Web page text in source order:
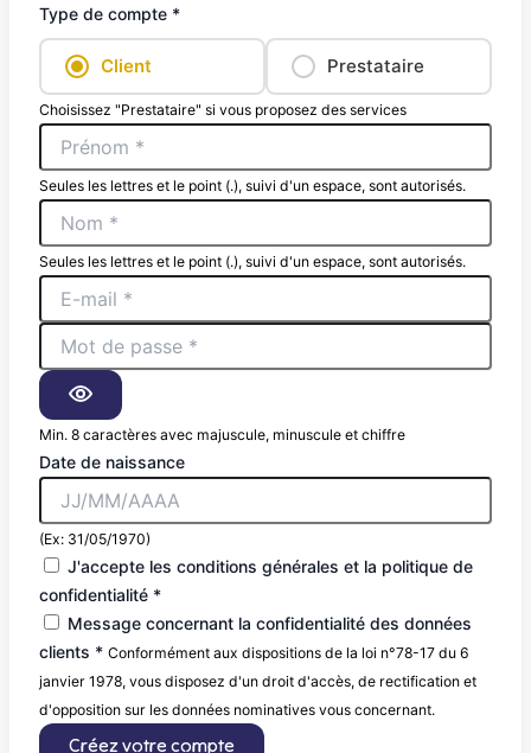
Type de compte *
Client Prestataire
Choisissez "Prestataire" si vous proposez des services
Seules les lettres et le point (.), suivi d'un espace, sont autorisés.
Seules les lettres et le point (.), suivi d'un espace, sont autorisés.
Min. 8 caractères avec majuscule, minuscule et chiffre
Date de naissance
(Ex: 31/05/1970)
J'accepte les conditions générales et la politique de
confidentialité *
Message concernant la confidentialité des données
clients * Conformément aux dispositions de la loi n°78-17 du 6
janvier 1978, vous disposez d'un droit d'accès, de rectification et
d'opposition sur les données nominatives vous concernant.
Créez votre compte